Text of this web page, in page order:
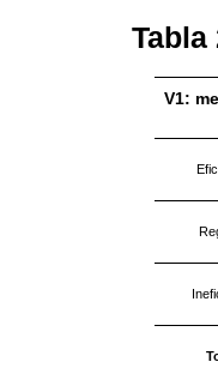
Tabla
V1: